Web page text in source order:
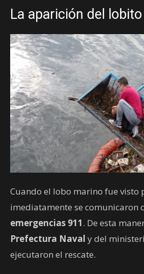
La aparición del lobito
Cuando el lobo marino fue visto
imediatamente se comunicaron
emergencias 911. De esta
Prefectura Naval y del
ejecutaron el rescate.